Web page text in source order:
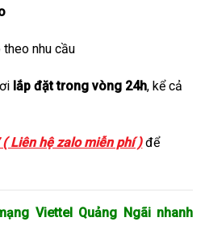
nhu cầu
lắp đặt trong vòng 24h, kể cả
Liên hệ zalo miễn phí ) để
Viettel Quảng Ngãi nhanh